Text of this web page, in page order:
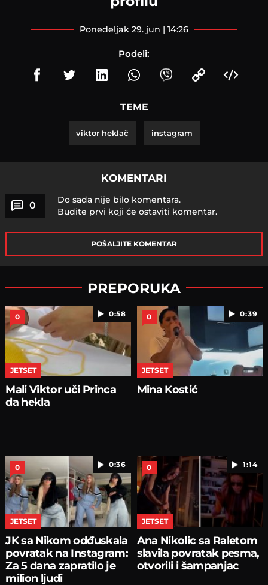
ponedeljak 29. jun | 14:26
Podeli:
TEME
viktor heklač instagram
KOMENTARI
0
Do sada nije bilo komentara.
Budite prvi koji će ostaviti komentar.
POŠALJITE KOMENTAR
PREPORUKA
0:58
0
JETSET
Mali Viktor uči Princa
da hekla
0:39
0
JETSET
Mina Kostić
0:36
0
JETSET
JK sa Nikom odđuskala
povratak na Instagram:
Za 5 dana zapratilo je
milion ljudi
1:14
0
JETSET
Ana Nikolic sa Raletom
slavila povratak pesma,
otvorili i šampanjac